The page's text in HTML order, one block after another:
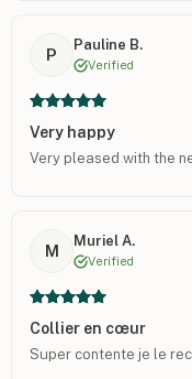
P
Pauline B.
Verified
Very happy
Very pleased with the
M
Muriel A.
Verified
Collier en cœur
Super contente je le